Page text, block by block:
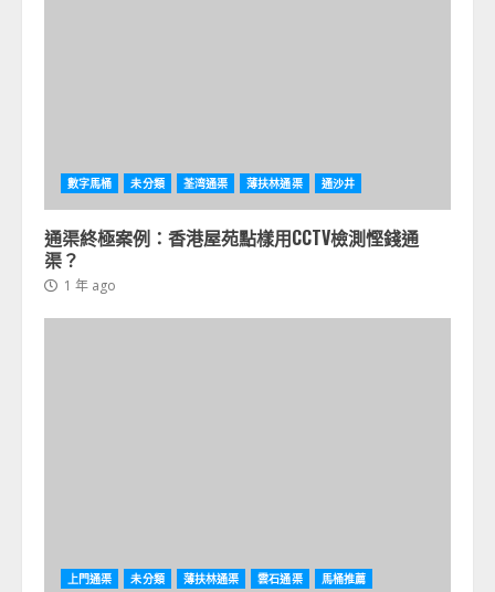
數字馬桶 未分類 荃湾通渠 薄扶林通渠 通沙井
通渠終極案例：香港屋苑點樣用CCTV檢測慳錢通
渠？
1 年 ago
上門通渠 未分類 薄扶林通渠 雲石通渠 馬桶推薦